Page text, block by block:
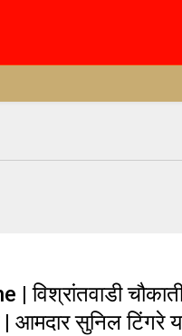
आमदार सुनिल टिंगरे